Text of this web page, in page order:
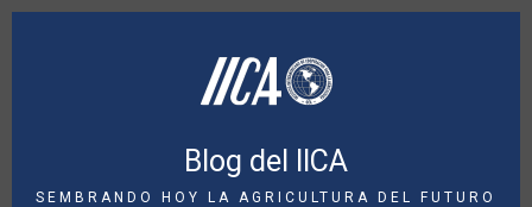
Pasar
Blog del IICA
SEMBRANDO HOY LA AGRICULTURA DEL FUTURO